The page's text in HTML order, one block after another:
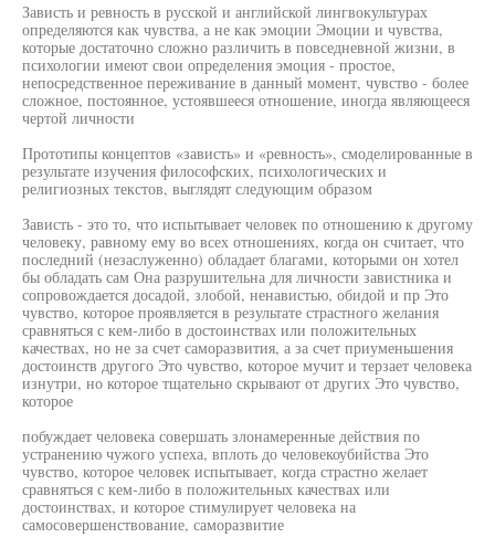
Зависть и ревность в русской и английской лингвокультурах
определяются как чувства, а не как эмоции Эмоции и чувства,
которые достаточно сложно различить в повседневной жизни, в
психологии имеют свои определения эмоция - простое,
непосредственное переживание в данный момент, чувство - более
сложное, постоянное, устоявшееся отношение, иногда являющееся
чертой личности
Прототипы концептов «зависть» и «ревность», смоделированные в
результате изучения философских, психологических и
религиозных текстов, выглядят следующим образом
Зависть - это то, что испытывает человек по отношению к другому
человеку, равному ему во всех отношениях, когда он считает, что
последний (незаслуженно) обладает благами, которыми он хотел
бы обладать сам Она разрушительна для личности завистника и
сопровождается досадой, злобой, ненавистью, обидой и пр Это
чувство, которое проявляется в результате страстного желания
сравняться с кем-либо в достоинствах или положительных
качествах, но не за счет саморазвития, а за счет приуменьшения
достоинств другого Это чувство, которое мучит и терзает человека
изнутри, но которое тщательно скрывают от других Это чувство,
которое
побуждает человека совершать злонамеренные действия по
устранению чужого успеха, вплоть до человекоубийства Это
чувство, которое человек испытывает, когда страстно желает
сравняться с кем-либо в положительных качествах или
достоинствах, и которое стимулирует человека на
самосовершенствование, саморазвитие